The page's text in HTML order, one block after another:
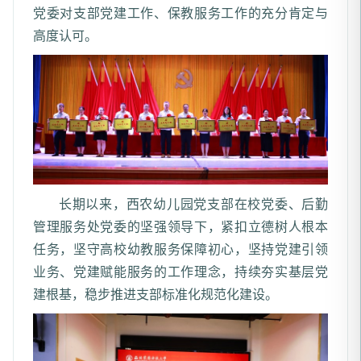
党委对支部党建工作、保教服务工作的充分肯定与
高度认可。
长期以来，西农幼儿园党支部在校党委、后勤
管理服务处党委的坚强领导下，紧扣立德树人根本
任务，坚守高校幼教服务保障初心，坚持党建引领
业务、党建赋能服务的工作理念，持续夯实基层党
建根基，稳步推进支部标准化规范化建设。